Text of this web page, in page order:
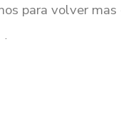
para volver
.